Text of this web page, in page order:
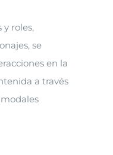
roles,
se
en la
a través